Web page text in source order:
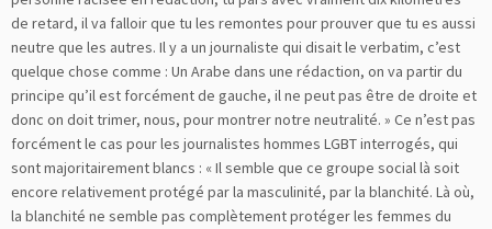
de retard, il va falloir que tu les remontes pour prouver que tu es aussi
neutre que les autres. Il y a un journaliste qui disait le verbatim, c’est
quelque chose comme : Un Arabe dans une rédaction, on va partir du
principe qu’il est forcément de gauche, il ne peut pas être de droite et
donc on doit trimer, nous, pour montrer notre neutralité. » Ce n’est pas
forcément le cas pour les journalistes hommes LGBT interrogés, qui
sont majoritairement blancs : « Il semble que ce groupe social là soit
encore relativement protégé par la masculinité, par la blanchité. Là où,
la blanchité ne semble pas complètement protéger les femmes du